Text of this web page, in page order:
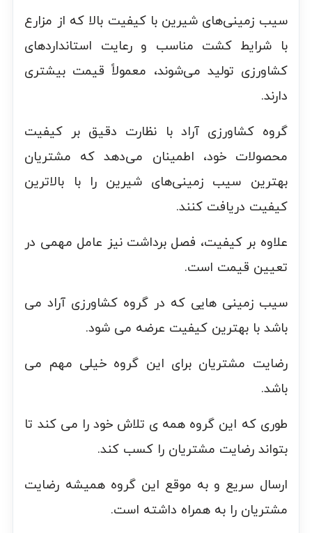
سیب زمینی‌های شیرین با کیفیت بالا که از مزارع
با شرایط کشت مناسب و رعایت استانداردهای
کشاورزی تولید می‌شوند، معمولاً قیمت بیشتری
دارند.
گروه کشاورزی آراد با نظارت دقیق بر کیفیت
محصولات خود، اطمینان می‌دهد که مشتریان
بهترین سیب زمینی‌های شیرین را با بالاترین
کیفیت دریافت کنند.
علاوه بر کیفیت، فصل برداشت نیز عامل مهمی در
تعیین قیمت است.
سیب زمینی هایی که در گروه کشاورزی آراد می
باشد با بهترین کیفیت عرضه می شود.
رضایت مشتریان برای این گروه خیلی مهم می
باشد.
طوری که این گروه همه ی تلاش خود را می کند تا
بتواند رضایت مشتریان را کسب کند.
ارسال سریع و به موقع این گروه همیشه رضایت
مشتریان را به همراه داشته است.